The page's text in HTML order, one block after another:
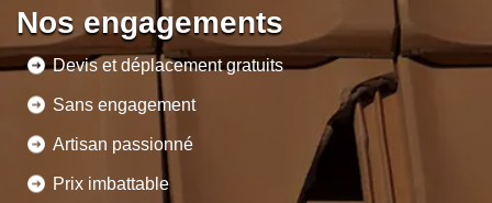
Nos engagements
Devis et déplacement gratuits
Sans engagement
Artisan passionné
Prix imbattable